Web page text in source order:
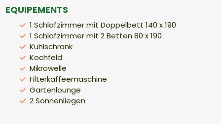
EQUIPEMENTS
1 Schlafzimmer mit Doppelbett 140 x 190
1 Schlafzimmer mit 2 Betten 80 x 190
Kühlschrank
Kochfeld
Mikrowelle
Filterkaffeemaschine
Gartenlounge
2 Sonnenliegen